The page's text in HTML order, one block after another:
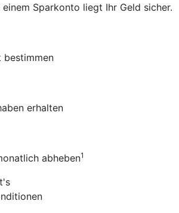
Sparkonto liegt Ihr Geld sicher.
bestimmen
erhalten
abheben1